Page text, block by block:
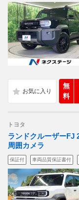
無
料
トヨタ
ランドクルーザーFJ
周囲カメラ
保証付 車両品質保証書付